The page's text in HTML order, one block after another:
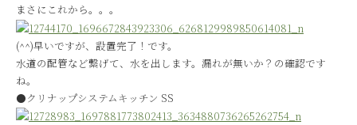
まさにこれから。。。
(^^)早いですが、設置完了！です。
水道の配管など繋げて、水を出します。漏れが無いか？の確認です
ね。
●クリナップシステムキッチン SS